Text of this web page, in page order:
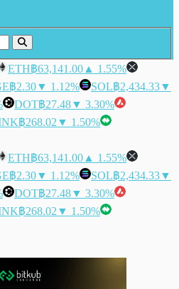
ETH฿63,141.00 ▲ 1.55%
฿2.30▼ 1.12% SOL฿2,434.33▼
DOT฿27.48▼ 3.30%
฿268.02 ▼ 1.50%
ETH฿63,141.00 ▲ 1.55%
฿2.30▼ 1.12% SOL฿2,434.33▼
DOT฿27.48▼ 3.30%
฿268.02 ▼ 1.50%